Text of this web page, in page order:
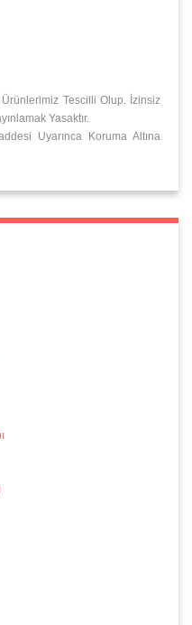
Tescilli Olup. İzinsiz
Yasaktır.
Uyarınca Koruma Altına